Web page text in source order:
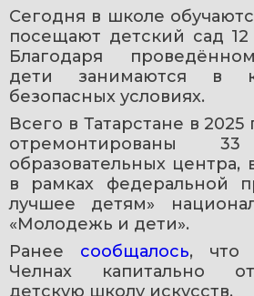
Сегодня в школе
посещают детский сад 12
Благодаря
дети занимаются в
безопасных условиях.
Всего в Татарстане в 2025
отремонтированы
образовательных центра,
в рамках федеральной
лучшее детям»
«Молодежь и дети».
Ранее сообщалось, что
Челнах капитально
детскую школу искусств.